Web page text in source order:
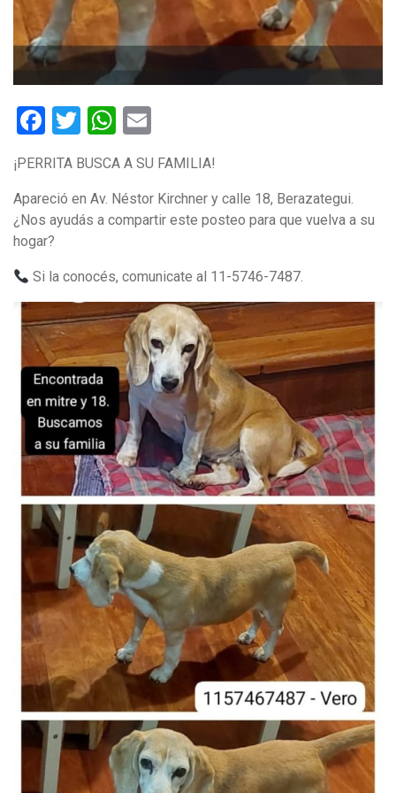
Facebook
TwitterWhatsApp
¡PERRITA BUSCA A SU FAMILIA!
Apareció en Av. Néstor Kirchner y calle 18, Berazategui.
¿Nos ayudás a compartir este posteo para que vuelva a su
hogar?
Si la conocés, comunicate al 11-5746-7487.